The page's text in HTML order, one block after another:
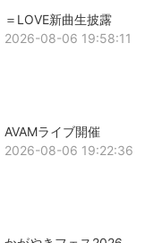
＝LOVE新曲生披露
2026-08-06 19:58:11
AVAMライブ開催
2026-08-06 19:22:36